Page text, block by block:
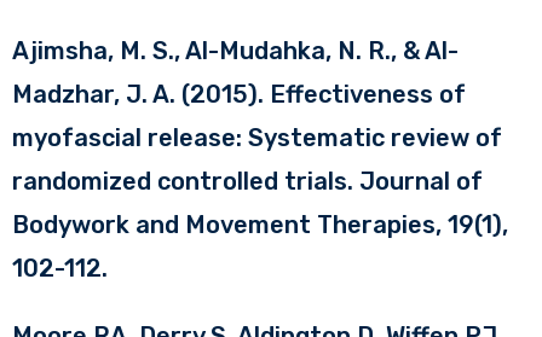
Ajimsha, M. S., Al-Mudahka, N. R., & Al-
Madzhar, J. A. (2015). Effectiveness of
myofascial release: Systematic review of
randomized controlled trials. Journal of
Bodywork and Movement Therapies, 19(1),
102-112.